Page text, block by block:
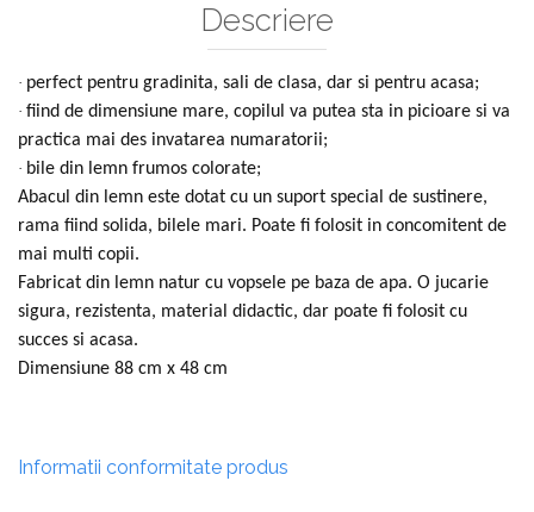
Descriere
· perfect pentru gradinita, sali de clasa, dar si pentru acasa;
· fiind de dimensiune mare, copilul va putea sta in picioare si va
practica mai des invatarea numaratorii;
· bile din lemn frumos colorate;
Abacul din lemn este dotat cu un suport special de sustinere,
rama fiind solida, bilele mari. Poate fi folosit in concomitent de
mai multi copii.
Fabricat din lemn natur cu vopsele pe baza de apa. O jucarie
sigura, rezistenta, material didactic, dar poate fi folosit cu
succes si acasa.
Dimensiune 88 cm x 48 cm
Informatii conformitate produs